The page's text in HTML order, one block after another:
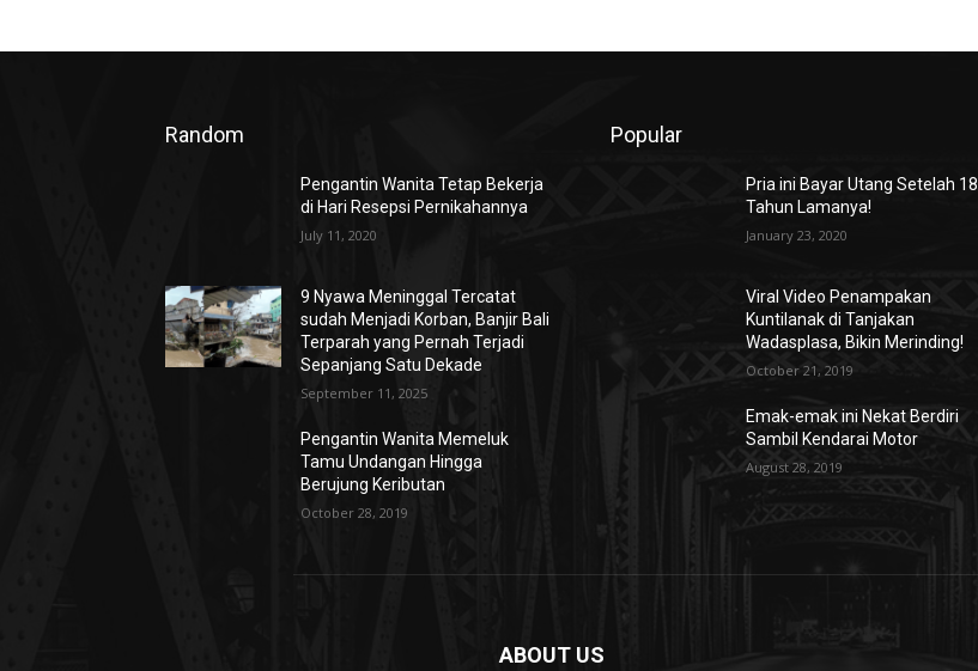
Random
Pengantin Wanita Tetap Bekerja
di Hari Resepsi Pernikahannya
July 11, 2020
9 Nyawa Meninggal Tercatat
sudah Menjadi Korban, Banjir Bali
Terparah yang Pernah Terjadi
Sepanjang Satu Dekade
September 11, 2025
Pengantin Wanita Memeluk
Tamu Undangan Hingga
Berujung Keributan
October 28, 2019
Popular
Pria ini Bayar Utang Setelah 18
Tahun Lamanya!
January 23, 2020
Viral Video Penampakan
Kuntilanak di Tanjakan
Wadasplasa, Bikin Merinding!
October 21, 2019
Emak-emak ini Nekat Berdiri
Sambil Kendarai Motor
August 28, 2019
ABOUT US